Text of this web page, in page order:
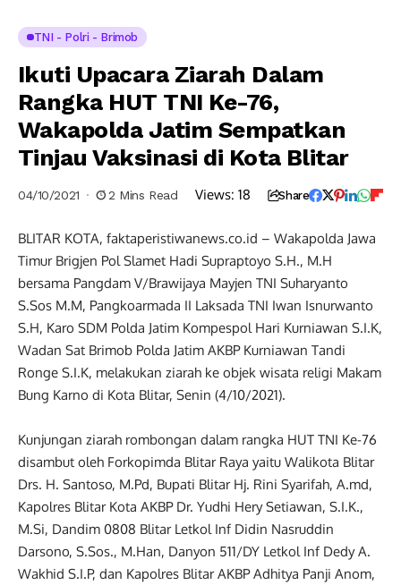
TNI - Polri - Brimob
Ikuti Upacara Ziarah Dalam
Rangka HUT TNI Ke-76,
Wakapolda Jatim Sempatkan
Tinjau Vaksinasi di Kota Blitar
04/10/2021 2 Mins Read Views: 18 Share
BLITAR KOTA, faktaperistiwanews.co.id – Wakapolda Jawa
Timur Brigjen Pol Slamet Hadi Supraptoyo S.H., M.H
bersama Pangdam V/Brawijaya Mayjen TNI Suharyanto
S.Sos M.M, Pangkoarmada II Laksada TNI Iwan Isnurwanto
S.H, Karo SDM Polda Jatim Kompespol Hari Kurniawan S.I.K,
Wadan Sat Brimob Polda Jatim AKBP Kurniawan Tandi
Ronge S.I.K, melakukan ziarah ke objek wisata religi Makam
Bung Karno di Kota Blitar, Senin (4/10/2021).
Kunjungan ziarah rombongan dalam rangka HUT TNI Ke-76
disambut oleh Forkopimda Blitar Raya yaitu Walikota Blitar
Drs. H. Santoso, M.Pd, Bupati Blitar Hj. Rini Syarifah, A.md,
Kapolres Blitar Kota AKBP Dr. Yudhi Hery Setiawan, S.I.K.,
M.Si, Dandim 0808 Blitar Letkol Inf Didin Nasruddin
Darsono, S.Sos., M.Han, Danyon 511/DY Letkol Inf Dedy A.
Wakhid S.I.P, dan Kapolres Blitar AKBP Adhitya Panji Anom,